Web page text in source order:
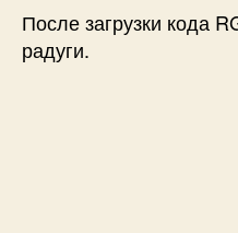
После загрузки кода
радуги.